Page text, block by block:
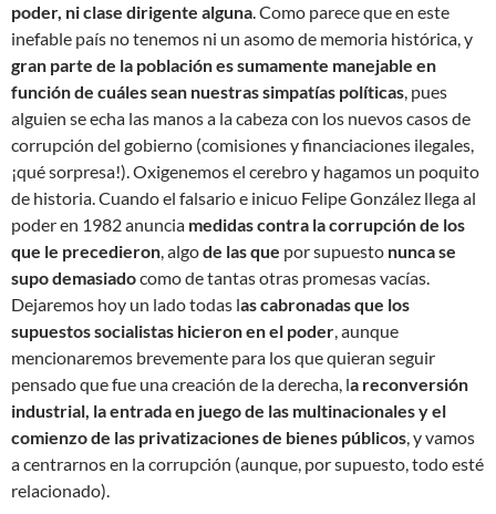
poder, ni clase dirigente alguna. Como parece que en este
inefable país no tenemos ni un asomo de memoria histórica, y
gran parte de la población es sumamente manejable en
función de cuáles sean nuestras simpatías políticas, pues
alguien se echa las manos a la cabeza con los nuevos casos de
corrupción del gobierno (comisiones y financiaciones ilegales,
¡qué sorpresa!). Oxigenemos el cerebro y hagamos un poquito
de historia. Cuando el falsario e inicuo Felipe González llega al
poder en 1982 anuncia medidas contra la corrupción de los
que le precedieron, algode las que por supuesto nunca se
supo demasiadocomo de tantas otras promesas vacías.
Dejaremos hoy un lado todas las cabronadas que los
supuestos socialistas hicieron en el poder, aunque
mencionaremos brevemente para los que quieran seguir
pensado que fue una creación de la derecha, la reconversión
industrial, la entrada en juego de las multinacionales y el
comienzo de las privatizaciones de bienes públicos, y vamos
a centrarnos en la corrupción (aunque, por supuesto, todo esté
relacionado).